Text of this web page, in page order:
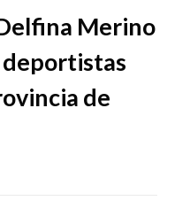
Merino
deportistas
de